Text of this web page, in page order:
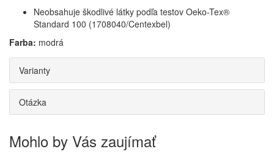
Neobsahuje škodlivé látky podľa testov Oeko-Tex®
Standard 100 (1708040/Centexbel)
Farba: modrá
Varianty
Otázka
Mohlo by Vás zaujímať